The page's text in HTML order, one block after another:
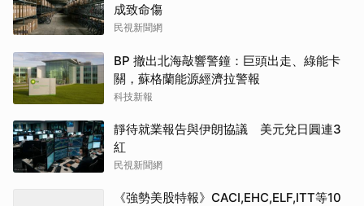
成致命傷
民視新聞網
BP 撤出北海敲響警鐘：巨頭出走、綠能卡
關，蘇格蘭能源經濟拉警報
科技新報
靜待就業報告與伊朗協議 美元兌日圓連3
紅
民視新聞網
《強勢美股特報》CACI,EHC,ELF,ITT等10